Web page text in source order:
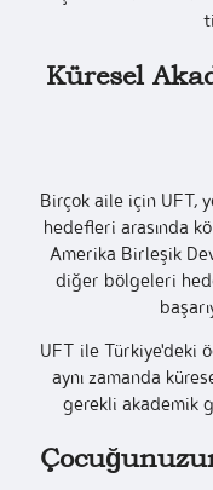
Küresel
Birçok aile için UFT,
hedefleri arasında
Amerika Birleşik
diğer bölgeleri
UFT ile Türkiye'deki
aynı zamanda
gerekli akademik